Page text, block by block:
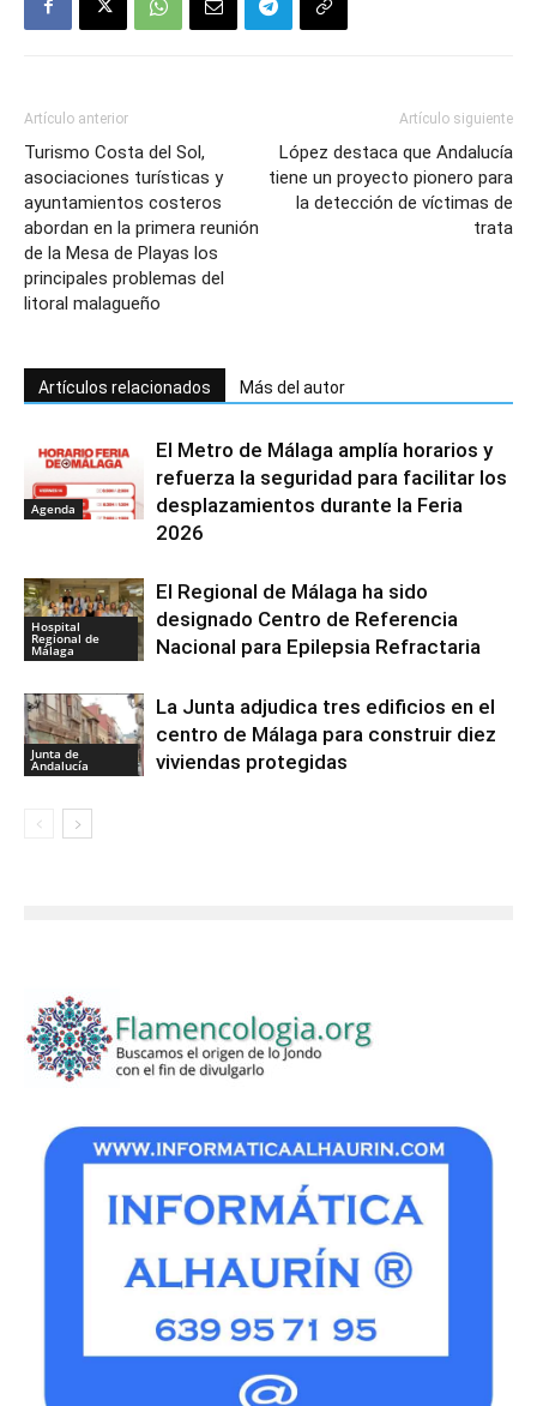
Artículo anterior
Turismo Costa del Sol,
asociaciones turísticas y
ayuntamientos costeros
abordan en la primera reunión
de la Mesa de Playas los
principales problemas del
litoral malagueño
Artículo siguiente
López destaca que Andalucía
tiene un proyecto pionero para
la detección de víctimas de
trata
Artículos relacionados Más del autor
Agenda
El Metro de Málaga amplía horarios y
refuerza la seguridad para facilitar los
desplazamientos durante la Feria
2026
Hospital
Regional de
Málaga
El Regional de Málaga ha sido
designado Centro de Referencia
Nacional para Epilepsia Refractaria
Junta de
Andalucía
La Junta adjudica tres edificios en el
centro de Málaga para construir diez
viviendas protegidas